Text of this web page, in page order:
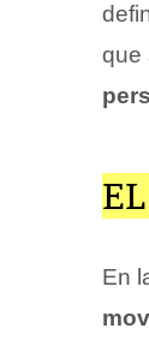
que
En